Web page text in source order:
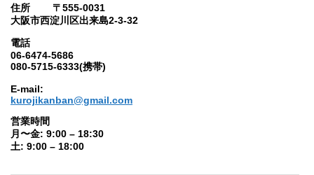
住所 〒555-0031
大阪市西淀川区出来島2-3-32
電話
06-6474-5686
080-5715-6333(携帯)
E-mail:
kurojikanban@gmail.com
営業時間
月〜金: 9:00 – 18:30
土: 9:00 – 18:00